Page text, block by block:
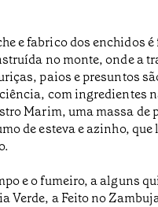
e fabrico dos enchidos
no monte, onde a
paios e presuntos
com ingredientes
Marim, uma massa de
de esteva e azinho, que
e o fumeiro, a alguns
Verde, a Feito no